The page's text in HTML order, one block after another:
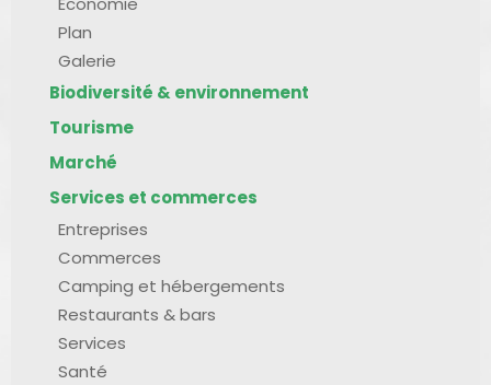
Plan
Galerie
Biodiversité & environnement
Tourisme
Marché
Services et commerces
Entreprises
Commerces
Camping et hébergements
Restaurants & bars
Services
Santé